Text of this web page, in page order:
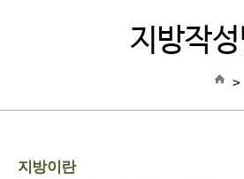
지방작
>
지방이란